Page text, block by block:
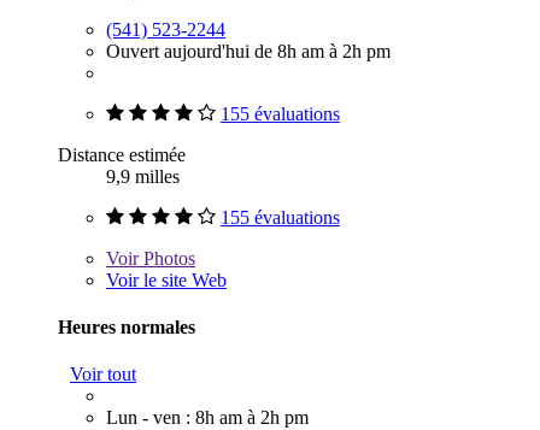
(541) 523-2244
Ouvert aujourd'hui de 8h am à 2h pm
155 évaluations
Distance estimée
9,9 milles
155 évaluations
VoirPhotos
Voir le site Web
Heures normales
Voir tout
Lun - ven : 8h am à 2h pm